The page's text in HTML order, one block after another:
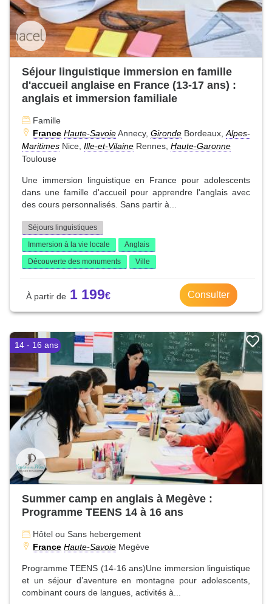
Séjour linguistique immersion en famille
d'accueil anglaise en France (13-17 ans) :
anglais et immersion familiale
Famille
France Haute-SavoieAnnecy, Gironde Bordeaux, Alpes-
Maritimes Nice, Ille-et-Vilaine Rennes, Haute-Garonne
Toulouse
Une immersion linguistique en France pour adolescents
dans une famille d'accueil pour apprendre l'anglais avec
des cours personnalisés. Sans partir à...
Séjours linguistiques
Immersion à la vie locale
Anglais
Découverte des monuments
Ville
1 199 Consulter
14 - 16 ans
Summer camp en anglais à Megève :
Programme TEENS 14 à 16 ans
Hôtel ou Sans hebergement
France Haute-Savoie Megève
Programme TEENS (14-16 ans)Une immersion linguistique
et un séjour d’aventure en montagne pour adolescents,
combinant cours de langues, activités à...